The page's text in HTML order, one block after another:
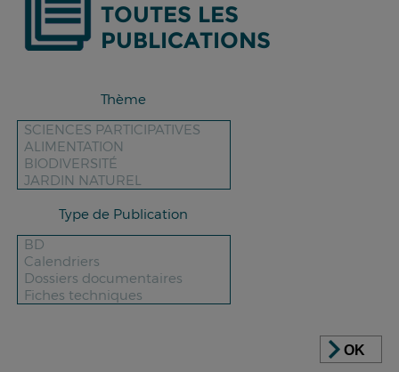
TOUTES LES
PUBLICATIONS
Thème
Type de Publication
OK